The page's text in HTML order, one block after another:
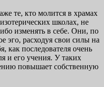
те, кто молится в храмах
школах, не
изменять в себе. Они, по
эго, расходуя свои силы на
как последователя очень
и его учения. У таких
повышает собственную